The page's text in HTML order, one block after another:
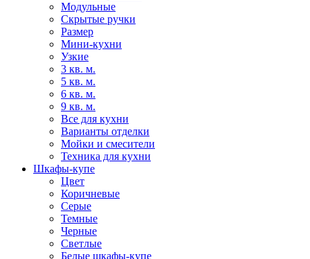
Модульные
Скрытые ручки
Размер
Мини-кухни
Узкие
3 кв. м.
5 кв. м.
6 кв. м.
9 кв. м.
Все для кухни
Варианты отделки
Мойки и смесители
Техника для кухни
Шкафы-купе
Цвет
Коричневые
Серые
Темные
Черные
Светлые
Белые шкафы-купе